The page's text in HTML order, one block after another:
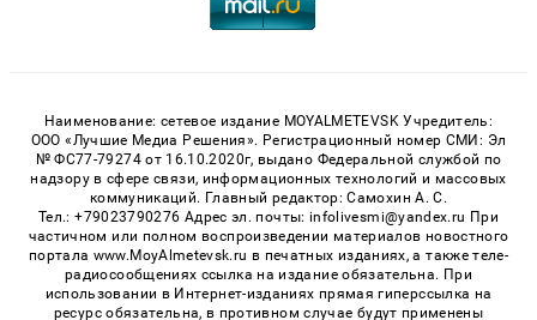
Наименование: сетевое издание MOYALMETEVSK Учредитель:
ООО «Лучшие Медиа Решения». Регистрационный номер СМИ: Эл
№ ФС77-79274 от 16.10.2020г, выдано Федеральной службой по
надзору в сфере связи, информационных технологий и массовых
коммуникаций. Главный редактор: Самохин А. С.
Тел.: +79023790276 Адрес эл. почты: infolivesmi@yandex.ru При
частичном или полном воспроизведении материалов новостного
портала www.MoyAlmetevsk.ru в печатных изданиях, а также теле-
радиосообщениях ссылка на издание обязательна. При
использовании в Интернет-изданиях прямая гиперссылка на
ресурс обязательна, в противном случае будут применены